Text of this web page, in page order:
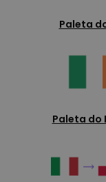
Paleta
Paleta do